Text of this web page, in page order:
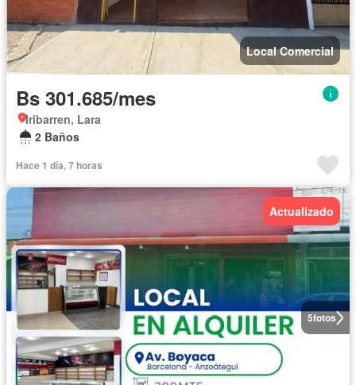
Local Comercial
Bs 301.685/mes
Iribarren, Lara
2 Baños
Hace 1 día, 7 horas
5fotos
Actualizado